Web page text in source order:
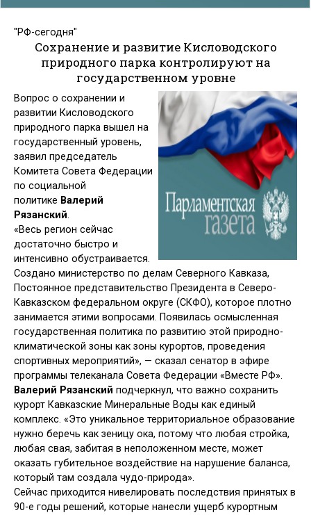
"РФ-сегодня"
Сохранение и развитие Кисловодского
природного парка контролируют на
государственном уровне
Вопрос о сохранении и
развитии Кисловодского
природного парка вышел на
государственный уровень,
заявил председатель
Комитета Совета Федерации
по социальной
политике Валерий
Рязанский.
«Весь регион сейчас
достаточно быстро и
интенсивно обустраивается.
Создано министерство по делам Северного Кавказа,
Постоянное представительство Президента в Северо-
Кавказском федеральном округе (СКФО), которое плотно
занимается этими вопросами. Появилась осмысленная
государственная политика по развитию этой природно-
климатической зоны как зоны курортов, проведения
спортивных мероприятий», — сказал сенатор в эфире
программы телеканала Совета Федерации «Вместе РФ».
Валерий Рязанский подчеркнул, что важно сохранить
курорт Кавказские Минеральные Воды как единый
комплекс. «Это уникальное территориальное образование
нужно беречь как зеницу ока, потому что любая стройка,
любая свая, забитая в неположенном месте, может
оказать губительное воздействие на нарушение баланса,
который там создала чудо-природа».
Сейчас приходится нивелировать последствия принятых в
90-е годы решений, которые нанесли ущерб курортным